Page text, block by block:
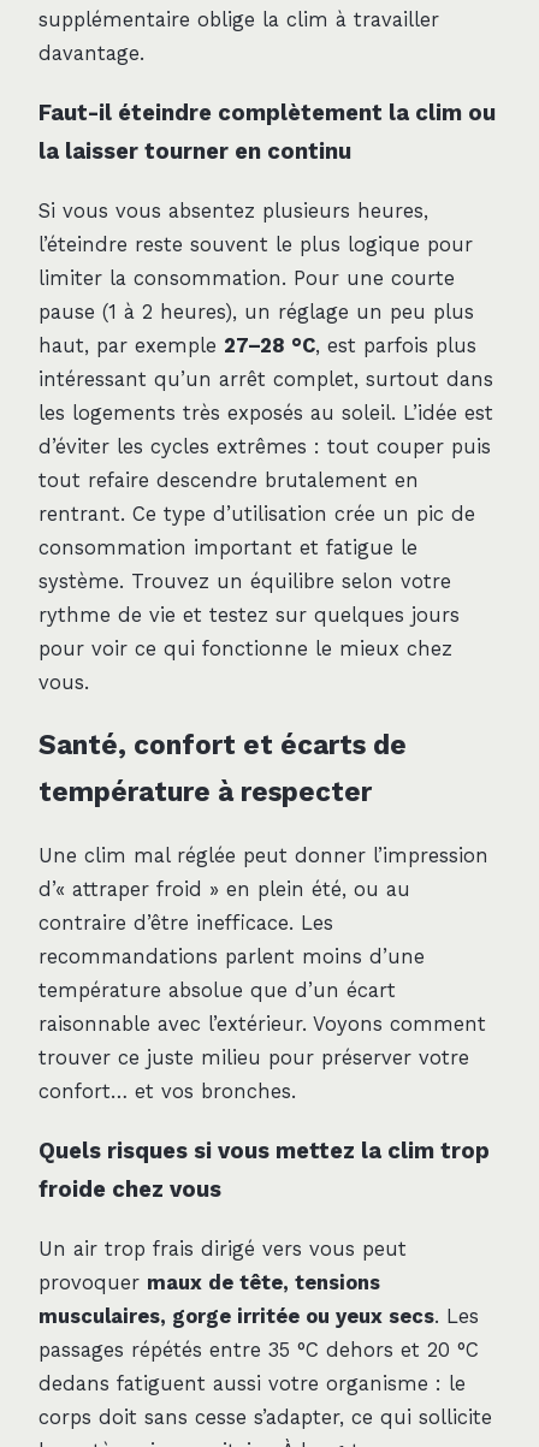
supplémentaire oblige la clim à travailler
davantage.
Faut-il éteindre complètement la clim ou
la laisser tourner en continu
Si vous vous absentez plusieurs heures,
l’éteindre reste souvent le plus logique pour
limiter la consommation. Pour une courte
pause (1 à 2 heures), un réglage un peu plus
haut, par exemple 27–28 °C, est parfois plus
intéressant qu’un arrêt complet, surtout dans
les logements très exposés au soleil. L’idée est
d’éviter les cycles extrêmes : tout couper puis
tout refaire descendre brutalement en
rentrant. Ce type d’utilisation crée un pic de
consommation important et fatigue le
système. Trouvez un équilibre selon votre
rythme de vie et testez sur quelques jours
pour voir ce qui fonctionne le mieux chez
vous.
Santé, confort et écarts de
température à respecter
Une clim mal réglée peut donner l’impression
d’« attraper froid » en plein été, ou au
contraire d’être inefficace. Les
recommandations parlent moins d’une
température absolue que d’un écart
raisonnable avec l’extérieur. Voyons comment
trouver ce juste milieu pour préserver votre
confort… et vos bronches.
Quels risques si vous mettez la clim trop
froide chez vous
Un air trop frais dirigé vers vous peut
provoquer maux de tête, tensions
musculaires, gorge irritée ou yeux secs. Les
passages répétés entre 35 °C dehors et 20 °C
dedans fatiguent aussi votre organisme : le
corps doit sans cesse s’adapter, ce qui sollicite